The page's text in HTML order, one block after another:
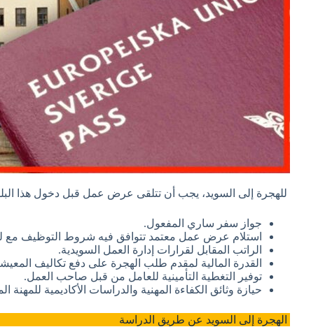
للهجرة إلى السويد، يجب أن تتلقى عرض عمل قبل دخول هذا
جواز سفر ساري المفعول.
استلام عرض عمل معتمد تتوافق فيه شروط التوظيف مع
الراتب المقابل لقرارات إدارة العمل السويدية.
القدرة المالية لمقدم طلب الهجرة على دفع تكاليف المعيشة بمبلغ لا يقل
توفير التغطية التأمينية للعامل من قبل صاحب العمل.
حيازة وثائق الكفاءة المهنية والدراسات الأكاديمية للمهنة
الهجرة إلى السويد عن طريق الدراسة